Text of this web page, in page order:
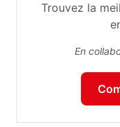
Trouvez la
En